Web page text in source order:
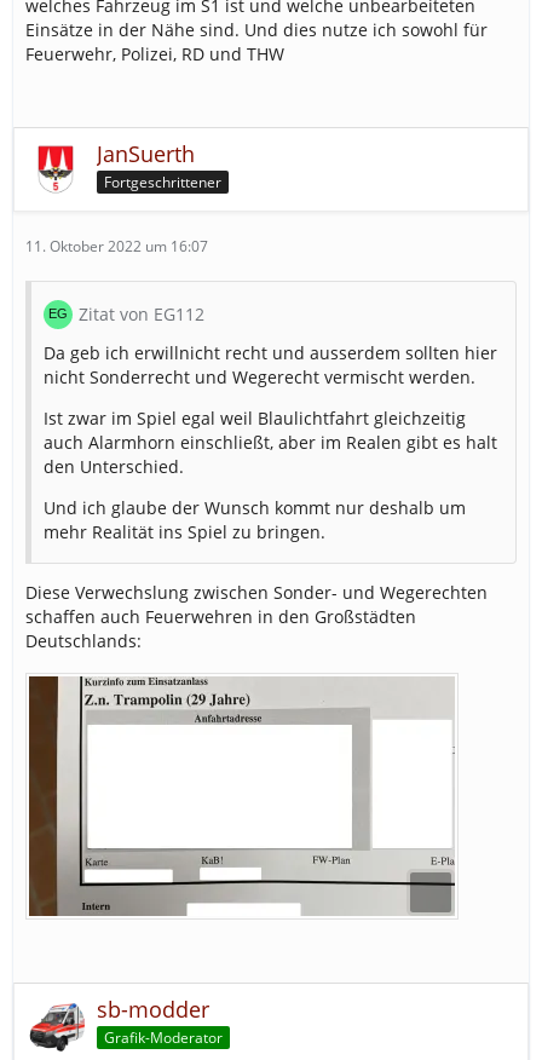
welches Fahrzeug im S1 ist und welche unbearbeiteten
Einsätze in der Nähe sind. Und dies nutze ich sowohl für
Feuerwehr, Polizei, RD und THW
JanSuerth
Fortgeschrittener
11. Oktober 2022 um 16:07
Zitat von EG112
Da geb ich erwillnicht recht und ausserdem sollten hier
nicht Sonderrecht und Wegerecht vermischt werden.
Ist zwar im Spiel egal weil Blaulichtfahrt gleichzeitig
auch Alarmhorn einschließt, aber im Realen gibt es halt
den Unterschied.
Und ich glaube der Wunsch kommt nur deshalb um
mehr Realität ins Spiel zu bringen.
Diese Verwechslung zwischen Sonder- und Wegerechten
schaffen auch Feuerwehren in den Großstädten
Deutschlands:
sb-modder
Grafik-Moderator